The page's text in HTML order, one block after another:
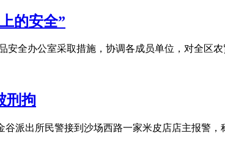
的安全”
全办公室采取措施，协调各成员单位，对全区
刑拘
派出所民警接到沙场西路一家米皮店店主报警